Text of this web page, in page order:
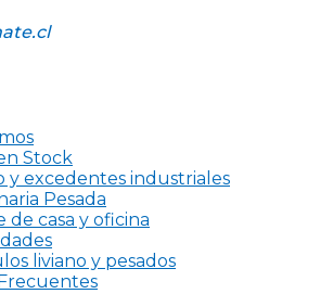
Stock
y excedentes industriales
Pesada
de casa y oficina
liviano y pesados